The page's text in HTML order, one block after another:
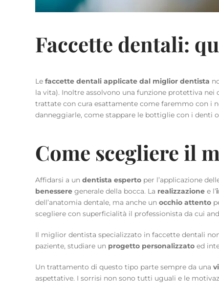
Faccette dentali:
Le faccette dentali applicate dal miglior dentista
la vita). Inoltre assolvono una funzione protettiva
trattate con cura esattamente come faremmo con i
danneggiarle, come stappare le bottiglie con i denti
Come scegliere il
Affidarsi a un dentista esperto per l’applicazione
benessere generale della bocca. La realizzazione e l’
dell’anatomia dentale, ma anche un occhio attento
scegliere con superficialità il professionista da cui
Il miglior dentista specializzato in faccette dentali
paziente, studiare un progetto personalizzato ed
Un trattamento di questo tipo parte sempre da una
aspettative. I sorrisi non sono tutti uguali e le